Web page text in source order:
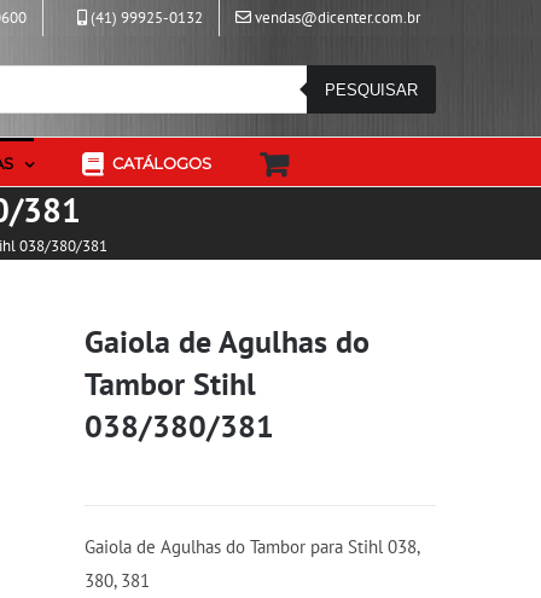
(41) 99925-0132 vendas@dicenter.com.br
PESQUISAR
CATÁLOGOS
381
038/380/381
Gaiola de Agulhas do
Tambor Stihl
038/380/381
Gaiola de Agulhas do Tambor para Stihl 038,
380, 381